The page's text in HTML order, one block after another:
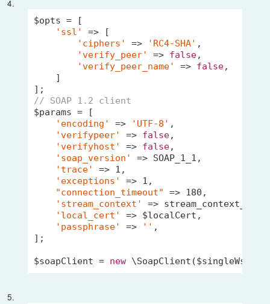
4.
$opts = [
'ssl'
=> [
'ciphers'
=> 'RC4-SHA' ,
'verify_peer'
=> false,
'verify_peer_name'
=> false,
    ]
// SOAP 1.2 client
$params = [
'encoding'
=> 'UTF-8' ,
'verifypeer'
=> false,
'verifyhost'
=> false,
'soap_version'
=> SOAP_1_1,
'trace'
=> 1 ,
'exceptions'
=> 1 ,
"connection_timeout"
=> 180 ,
'stream_context'
=>
'local_cert'
=> $localCert,
'passphrase'
=> '' ,
];
$soapClient = new
5.